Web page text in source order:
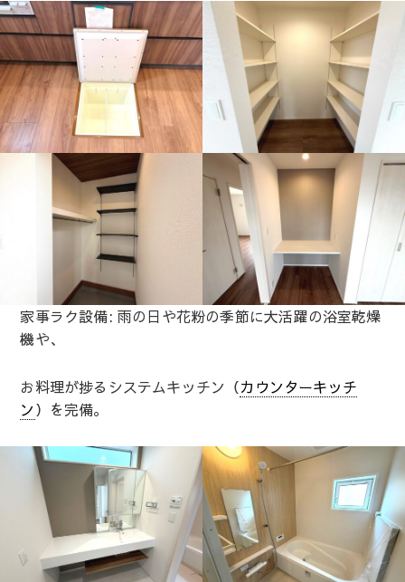
家事ラク設備: 雨の日や花粉の季節に大活躍の浴室乾燥
機や、
お料理が捗るシステムキッチン（カウンターキッチ
ン）を完備。